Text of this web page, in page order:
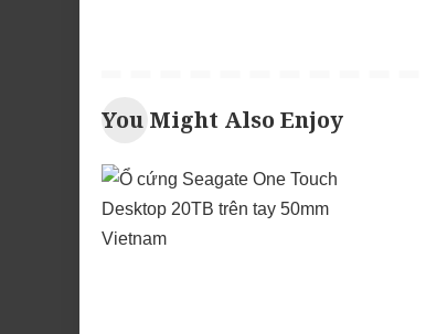
You Might Also Enjoy